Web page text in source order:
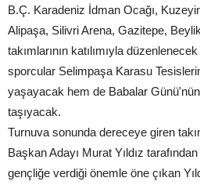
B.Ç. Karadeniz İdman Ocağı,
Alipaşa, Silivri Arena, Gazitepe,
takımlarının katılımıyla
sporcular Selimpaşa Karasu
yaşayacak hem de Babalar
taşıyacak.
Turnuva sonunda dereceye giren
Başkan Adayı Murat Yıldız
gençliğe verdiği önemle öne çıkan